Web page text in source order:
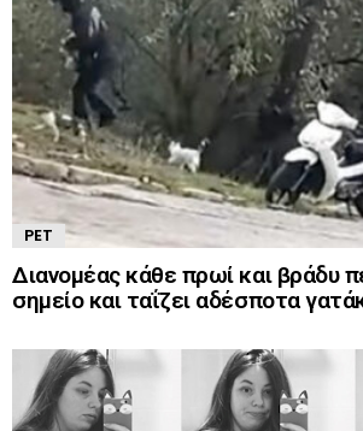
PET
Διανομέας κάθε πρωί και βράδυ
σημείο και ταΐζει αδέσποτα